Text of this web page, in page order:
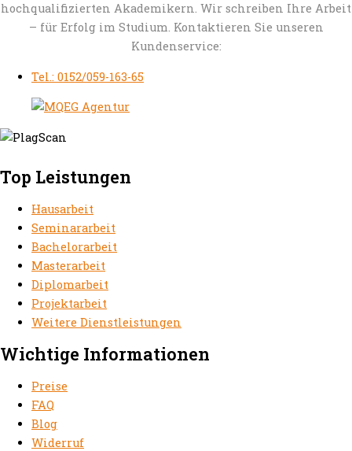
hochqualifizierten Akademikern. Wir schreiben Ihre Arbeit
– für Erfolg im Studium. Kontaktieren Sie unseren
Kundenservice:
Tel.: 0152/059-163-65
Top Leistungen
Hausarbeit
Seminararbeit
Bachelorarbeit
Masterarbeit
Diplomarbeit
Projektarbeit
Weitere Dienstleistungen
Wichtige Informationen
Preise
FAQ
Blog
Widerruf